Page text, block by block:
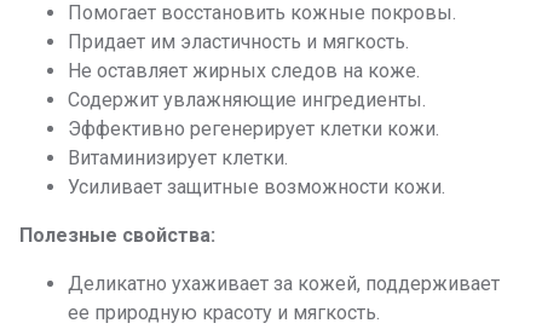
Помогает восстановить кожные покровы.
Придает им эластичность и мягкость.
Не оставляет жирных следов на коже.
Содержит увлажняющие ингредиенты.
Эффективно регенерирует клетки кожи.
Витаминизирует клетки.
Усиливает защитные возможности кожи.
Полезные свойства:
Деликатно ухаживает за кожей, поддерживает
ее природную красоту и мягкость.